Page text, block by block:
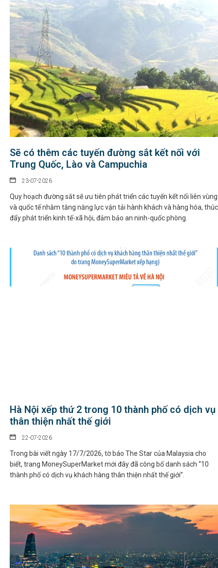
Sẽ có thêm các tuyến đường sắt kết nối với
Trung Quốc, Lào và Campuchia
23-07-2026
Quy hoạch đường sắt sẽ ưu tiên phát triển các tuyến kết nối liên vùng
và quốc tế nhằm tăng năng lực vận tải hành khách và hàng hóa, thúc
đẩy phát triển kinh tế-xã hội, đảm bảo an ninh-quốc phòng.
Hà Nội xếp thứ 2 trong 10 thành phố có dịch vụ
thân thiện nhất thế giới
22-07-2026
Trong bài viết ngày 17/7/2026, tờ báo The Star của Malaysia cho
biết, trang MoneySuperMarket mới đây đã công bố danh sách “10
thành phố có dịch vụ khách hàng thân thiện nhất thế giới”.